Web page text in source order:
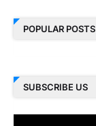
POPULAR POSTS
SUBSCRIBE US